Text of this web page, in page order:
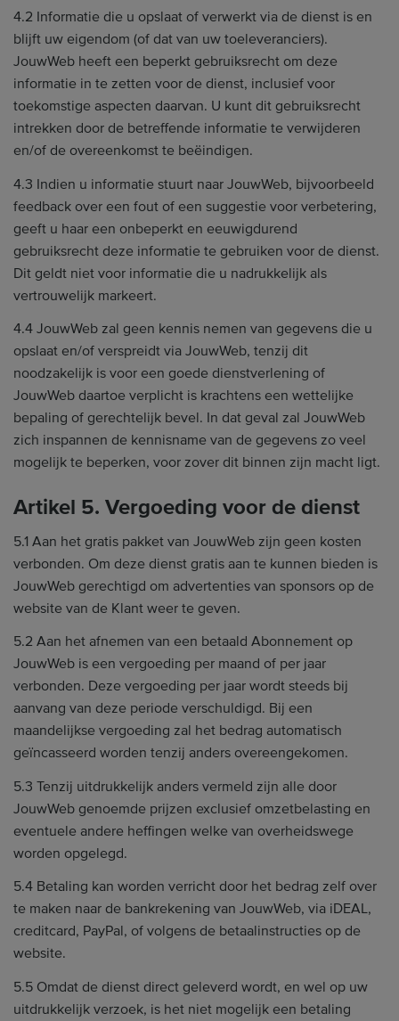
4.2 Informatie die u opslaat of verwerkt via de dienst is en
blijft uw eigendom (of dat van uw toeleveranciers).
JouwWeb heeft een beperkt gebruiksrecht om deze
informatie in te zetten voor de dienst, inclusief voor
toekomstige aspecten daarvan. U kunt dit gebruiksrecht
intrekken door de betreffende informatie te verwijderen
en/of de overeenkomst te beëindigen.
4.3 Indien u informatie stuurt naar JouwWeb, bijvoorbeeld
feedback over een fout of een suggestie voor verbetering,
geeft u haar een onbeperkt en eeuwigdurend
gebruiksrecht deze informatie te gebruiken voor de dienst.
Dit geldt niet voor informatie die u nadrukkelijk als
vertrouwelijk markeert.
4.4 JouwWeb zal geen kennis nemen van gegevens die u
opslaat en/of verspreidt via JouwWeb, tenzij dit
noodzakelijk is voor een goede dienstverlening of
JouwWeb daartoe verplicht is krachtens een wettelijke
bepaling of gerechtelijk bevel. In dat geval zal JouwWeb
zich inspannen de kennisname van de gegevens zo veel
mogelijk te beperken, voor zover dit binnen zijn macht ligt.
Artikel 5. Vergoeding voor de dienst
5.1 Aan het gratis pakket van JouwWeb zijn geen kosten
verbonden. Om deze dienst gratis aan te kunnen bieden is
JouwWeb gerechtigd om advertenties van sponsors op de
website van de Klant weer te geven.
5.2 Aan het afnemen van een betaald Abonnement op
JouwWeb is een vergoeding per maand of per jaar
verbonden. Deze vergoeding per jaar wordt steeds bij
aanvang van deze periode verschuldigd. Bij een
maandelijkse vergoeding zal het bedrag automatisch
geïncasseerd worden tenzij anders overeengekomen.
5.3 Tenzij uitdrukkelijk anders vermeld zijn alle door
JouwWeb genoemde prijzen exclusief omzetbelasting en
eventuele andere heffingen welke van overheidswege
worden opgelegd.
5.4 Betaling kan worden verricht door het bedrag zelf over
te maken naar de bankrekening van JouwWeb, via iDEAL,
creditcard, PayPal, of volgens de betaalinstructies op de
website.
5.5 Omdat de dienst direct geleverd wordt, en wel op uw
uitdrukkelijk verzoek, is het niet mogelijk een betaling